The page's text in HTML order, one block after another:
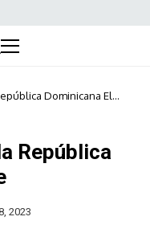
Dominicana El
República
2023